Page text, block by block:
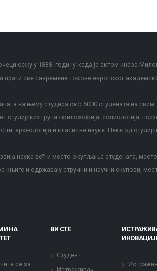
сежу у 1838. годину када је актом кнеза
прати све савремене токове европског
а на њему студира око 6000 студената на свим
група - филозофија, социологија,
археологија и класичне науке. Неке од
наука већ и место окупљања студената,
и одржавају стручни и научни скупови,
НА
се за
ВИ СТЕ
Студент